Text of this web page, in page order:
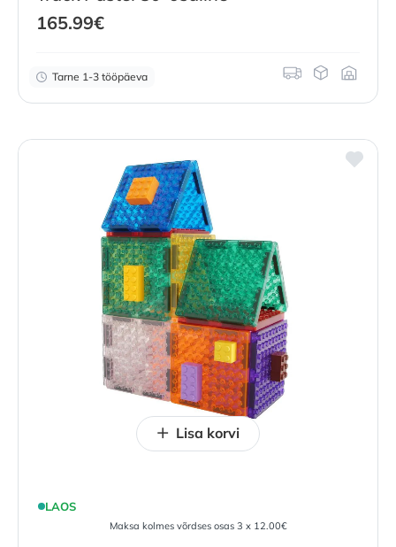
165.99€
Tarne 1-3 tööpäeva
LAOS
Maksa kolmes võrdses osas 3 x 12.00€
Lisa korvi